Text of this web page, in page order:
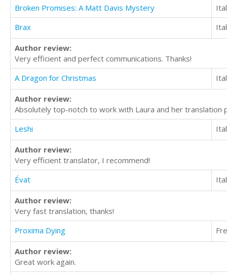
Broken Promises: A Matt Davis Mystery
Brax
Author review:
Very efficient and perfect communications. Thanks!
A Dragon for Christmas
Author review:
Absolutely top-notch to work with Laura and her translation
Leshi
Author review:
Very efficient translator, I recommend!
Évat
Author review:
Very fast translation, thanks!
Proxima Dying
Author review:
Great work again.